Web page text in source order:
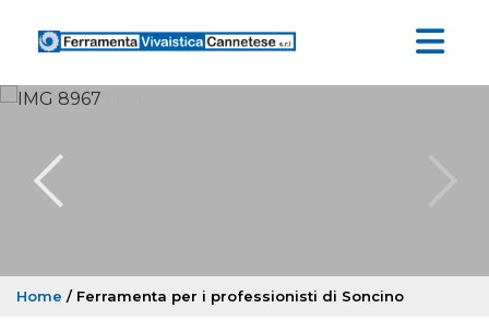
Home / Ferramenta per i professionisti di Soncino